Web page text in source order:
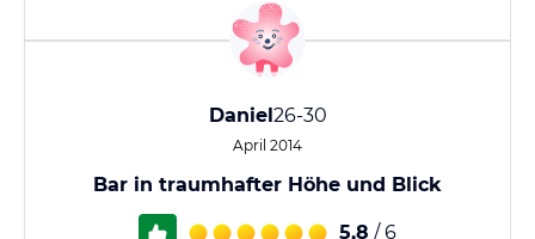
Daniel26-30
April 2014
Bar in traumhafter Höhe und Blick
5,8 / 6